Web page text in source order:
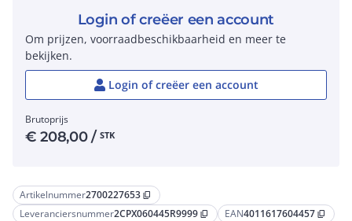
Artikelnummer2700227653 content_copy
Leveranciersnummer2CPX060445R9999 content_copy EAN4011617604457 content_copy
Login of creëer een account
Om prijzen, voorraadbeschikbaarheid en meer te
bekijken.
Login of creëer een account
Brutoprijs
€208,00/ STK